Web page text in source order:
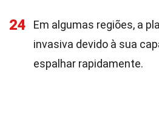
24
Em algumas regiões, a
invasiva devido à sua
espalhar rapidamente.